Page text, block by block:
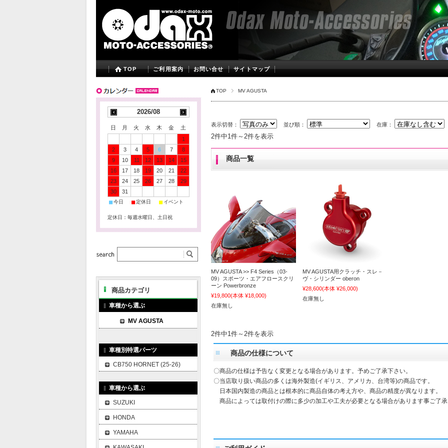
TOP ご利用案内 お問い合せ サイトマップ
TOP MV AGUSTA
表示切替： 並び順： 在庫：
2件中1件～2件を表示
商品一覧
MV AGUSTA >> F4 Series（03-
09）スポーツ・エアフロースクリ
ーン Powerbronze
¥19,800(本体 ¥18,000)
在庫無し
MV AGUSTA用クラッチ・スレ－
ヴ・シリンダー oberon
¥28,600(本体 ¥26,000)
在庫無し
2件中1件～2件を表示
商品の仕様について
〇商品の仕様は予告なく変更となる場合があります。予めご了承下さい。
〇当店取り扱い商品の多くは海外製造(イギリス、アメリカ、台湾等)の商品です。
日本国内製造の商品とは根本的に商品自体の考え方や、商品の精度が異なります。
商品によっては取付けの際に多少の加工や工夫が必要となる場合があります事ご了承
2026/08
日 月 火 水 木 金
土
1
2
3 4 5 6 7
8
9
10 11 12 13 14
15
16
17 18 19 20 21
22
23
24 25 26 27 28
29
30
31
■ 今日 ■ 定休日 ■ イベント
定休日：毎週水曜日、土日祝
商品カテゴリ
車種から選ぶ
MV AGUSTA
車種別特選パーツ
CB750 HORNET (25-26)
車種から選ぶ
SUZUKI
HONDA
YAMAHA